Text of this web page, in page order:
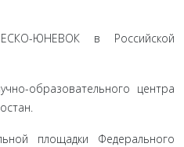
ЮНЕВОК в Российской
образовательного центра
площадки Федерального